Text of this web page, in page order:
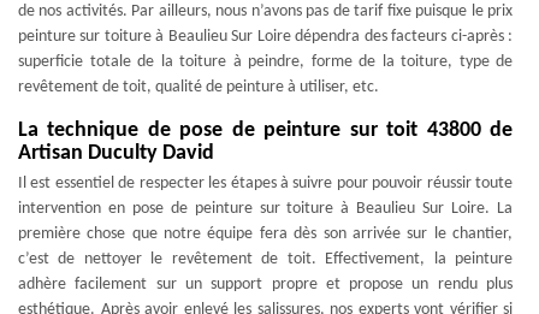
de nos activités. Par ailleurs, nous n’avons pas de tarif fixe puisque le prix
peinture sur toiture à Beaulieu Sur Loire dépendra des facteurs ci-après :
superficie totale de la toiture à peindre, forme de la toiture, type de
revêtement de toit, qualité de peinture à utiliser, etc.
La technique de pose de peinture sur toit 43800 de
Artisan Duculty David
Il est essentiel de respecter les étapes à suivre pour pouvoir réussir toute
intervention en pose de peinture sur toiture à Beaulieu Sur Loire. La
première chose que notre équipe fera dès son arrivée sur le chantier,
c’est de nettoyer le revêtement de toit. Effectivement, la peinture
adhère facilement sur un support propre et propose un rendu plus
esthétique. Après avoir enlevé les salissures, nos experts vont vérifier si